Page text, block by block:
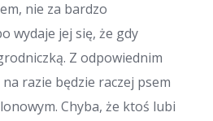
nie za bardzo
wydaje jej się, że gdy
Z odpowiednim
razie będzie raczej psem
Chyba, że ktoś lubi